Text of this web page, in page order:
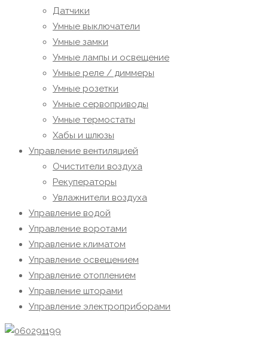
Датчики
Умные выключатели
Умные замки
Умные лампы и освещение
Умные реле / диммеры
Умные розетки
Умные сервоприводы
Умные термостаты
Хабы и шлюзы
Управление вентиляцией
Очистители воздуха
Рекуператоры
Увлажнители воздуха
Управление водой
Управление воротами
Управление климатом
Управление освещением
Управление отоплением
Управление шторами
Управление электроприборами